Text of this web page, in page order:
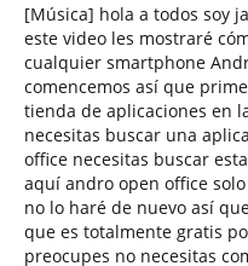
[Música] hola a todos soy
este video les mostraré
cualquier smartphone
comencemos así que
tienda de aplicaciones en
necesitas buscar una
office necesitas buscar
aquí andro open office
no lo haré de nuevo así
que es totalmente gratis
preocupes no necesitas